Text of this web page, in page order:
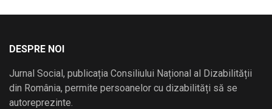
DESPRE NOI
Jurnal Social, publicația Consiliului Național al Dizabilității
din România, permite persoanelor cu dizabilități să se
autoreprezinte.